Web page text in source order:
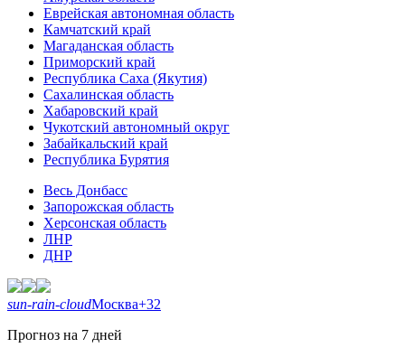
Еврейская автономная область
Камчатский край
Магаданская область
Приморский край
Республика Саха (Якутия)
Сахалинская область
Хабаровский край
Чукотский автономный округ
Забайкальский край
Республика Бурятия
Весь Донбасс
Запорожская область
Херсонская область
ЛНР
ДНР
sun-rain-cloudМосква+32
Прогноз на 7 дней